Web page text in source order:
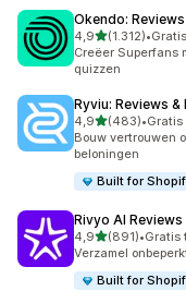
Okendo:
4,9van 5 sterren
(1.312)
1312 recensies in
•
Creëer Superfans
quizzen
Ryviu: Reviews
4,9van 5 sterren
(483)
483 recensies in
•Gratis
Bouw vertrouwen
beloningen
Built for
Rivyo AI
4,9van 5 sterren
(891)
891 recensies in
•Gratis
Verzamel
Built for